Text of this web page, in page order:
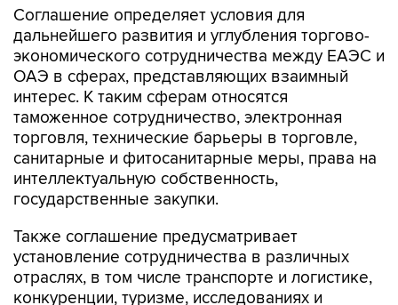
Соглашение определяет условия для
дальнейшего развития и углубления торгово-
экономического сотрудничества между ЕАЭС и
ОАЭ в сферах, представляющих взаимный
интерес. К таким сферам относятся
таможенное сотрудничество, электронная
торговля, технические барьеры в торговле,
санитарные и фитосанитарные меры, права на
интеллектуальную собственность,
государственные закупки.
Также соглашение предусматривает
установление сотрудничества в различных
отраслях, в том числе транспорте и логистике,
конкуренции, туризме, исследованиях и